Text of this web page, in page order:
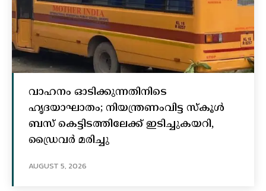
വാഹനം ഓടിക്കുന്നതിനിടെ
ഹൃദയാഘാതം; നിയന്ത്രണംവിട്ട സ്കൂൾ
ബസ് കെട്ടിടത്തിലേക്ക് ഇടിച്ചുകയറി,
ഡ്രൈവർ മരിച്ചു
AUGUST 5, 2026